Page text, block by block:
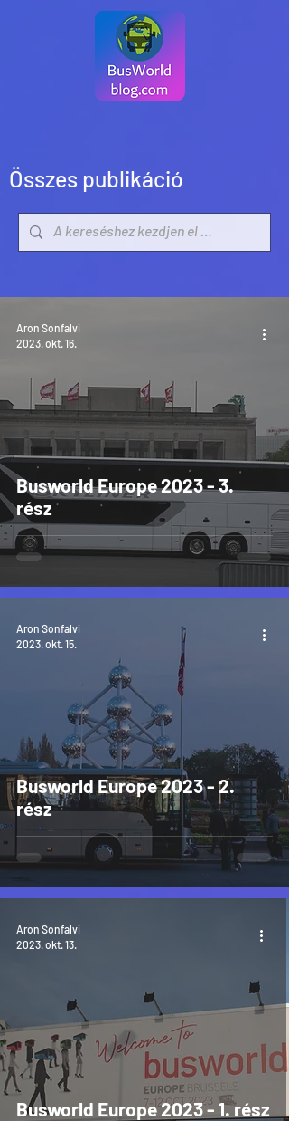
Összes publikáció
Busworld Europe 2023 - 3.
rész
Aron Sonfalvi
2023. okt. 16.
Busworld Europe 2023 - 2.
rész
Aron Sonfalvi
2023. okt. 15.
Busworld Europe 2023 - 1. rész
Aron Sonfalvi
2023. okt. 13.